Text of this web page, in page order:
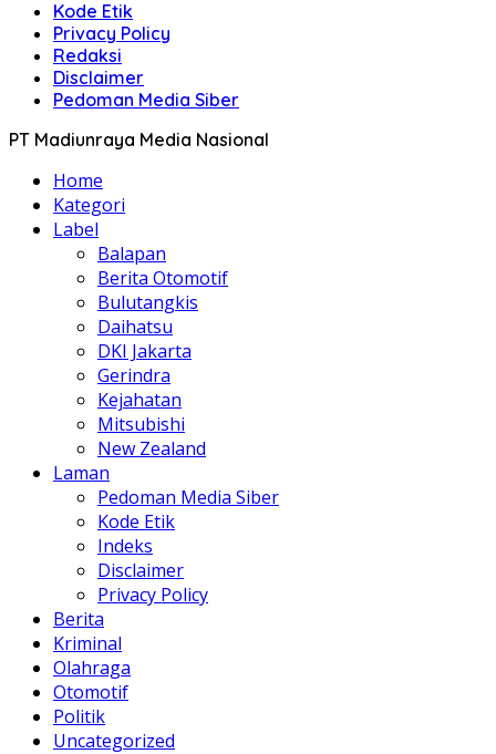
Kode Etik
Privacy Policy
Redaksi
Disclaimer
Pedoman Media Siber
PT Madiunraya Media Nasional
Home
Kategori
Label
Balapan
Berita Otomotif
Bulutangkis
Daihatsu
DKI Jakarta
Gerindra
Kejahatan
Mitsubishi
New Zealand
Laman
Pedoman Media Siber
Kode Etik
Indeks
Disclaimer
Privacy Policy
Berita
Kriminal
Olahraga
Otomotif
Politik
Uncategorized